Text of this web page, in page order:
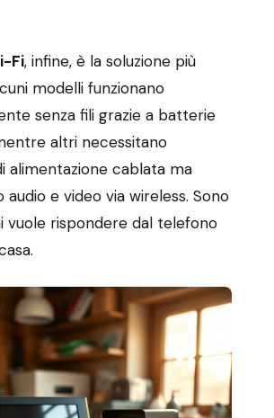
Fi, infine, è la soluzione più
modelli funzionano
senza fili grazie a batterie
altri necessitano
alimentazione cablata ma
e video via wireless. Sono
vuole rispondere dal telefono